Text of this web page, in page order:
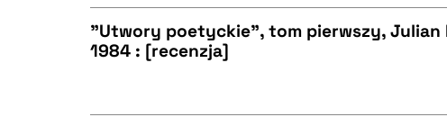
"Utwory poetyckie", tom pierwszy, Julian
1984 : [recenzja]